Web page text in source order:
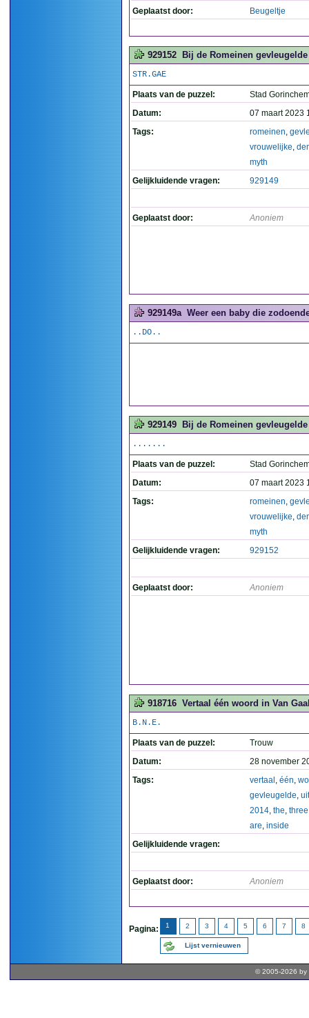
Geplaatst door: Beugeltje
929152 Bij de Romeinen
STR.GAE
Plaats van de puzzel:
Stad
Datum:
07 maart 2023
Tags:
romeinen,
vrouwelijke,
myth
Gelijkluidende vragen:
929149
Geplaatst door: Anoniem
929149a Weer een baby die
..DO..
929149 Bij de Romeinen
.......
Plaats van de puzzel:
Stad
Datum:
07 maart 2023
Tags:
romeinen,
vrouwelijke,
myth
Gelijkluidende vragen:
929152
Geplaatst door: Anoniem
918716 Vertaal één woord in Van
B.N.E.
Plaats van de puzzel:
Trouw
Datum:
28 november
Tags:
vertaal , één,
gevleugelde,
2014, the, three
are, inside
Gelijkluidende vragen:
Geplaatst door: Anoniem
Pagina: 1 2 3 4 5 6 7 8
Lijst vernieuwen
© 2005-2026 by